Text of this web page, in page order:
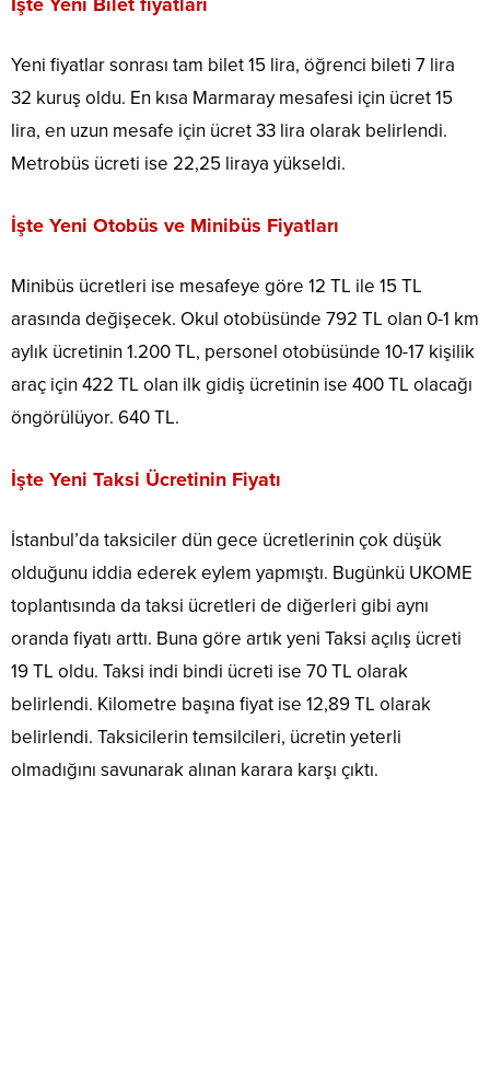
Yeni fiyatlar sonrası tam bilet 15 lira, öğrenci bileti 7 lira
32 kuruş oldu. En kısa Marmaray mesafesi için ücret 15
lira, en uzun mesafe için ücret 33 lira olarak belirlendi.
Metrobüs ücreti ise 22,25 liraya yükseldi.
İşte Yeni Otobüs ve Minibüs Fiyatları
Minibüs ücretleri ise mesafeye göre 12 TL ile 15 TL
arasında değişecek. Okul otobüsünde 792 TL olan 0-1 km
aylık ücretinin 1.200 TL, personel otobüsünde 10-17 kişilik
araç için 422 TL olan ilk gidiş ücretinin ise 400 TL olacağı
öngörülüyor. 640 TL.
İşte Yeni Taksi Ücretinin Fiyatı
İstanbul’da taksiciler dün gece ücretlerinin çok düşük
olduğunu iddia ederek eylem yapmıştı. Bugünkü UKOME
toplantısında da taksi ücretleri de diğerleri gibi aynı
oranda fiyatı arttı. Buna göre artık yeni Taksi açılış ücreti
19 TL oldu. Taksi indi bindi ücreti ise 70 TL olarak
belirlendi. Kilometre başına fiyat ise 12,89 TL olarak
belirlendi. Taksicilerin temsilcileri, ücretin yeterli
olmadığını savunarak alınan karara karşı çıktı.